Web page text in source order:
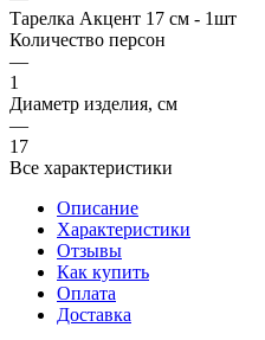
Тарелка Акцент 17 см - 1шт
Количество персон
—
1
Диаметр изделия, см
—
17
Все характеристики
Описание
Характеристики
Отзывы
Как купить
Оплата
Доставка